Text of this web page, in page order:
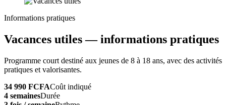
Informations pratiques
Vacances utiles — informations pratiques
Programme court destiné aux jeunes de 8 à 18 ans, avec des activités
pratiques et valorisantes.
34 990 FCFACoût indiqué
4 semainesDurée